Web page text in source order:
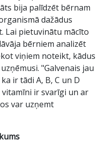
bija palīdzēt bērnam
dažādus
Lai pietuvinātu mācīto
bērniem analizēt
viņiem noteikt, kādus
"Galvenais jau
ir tādi A, B, C un D
ir svarīgi un ar
var uzņemt